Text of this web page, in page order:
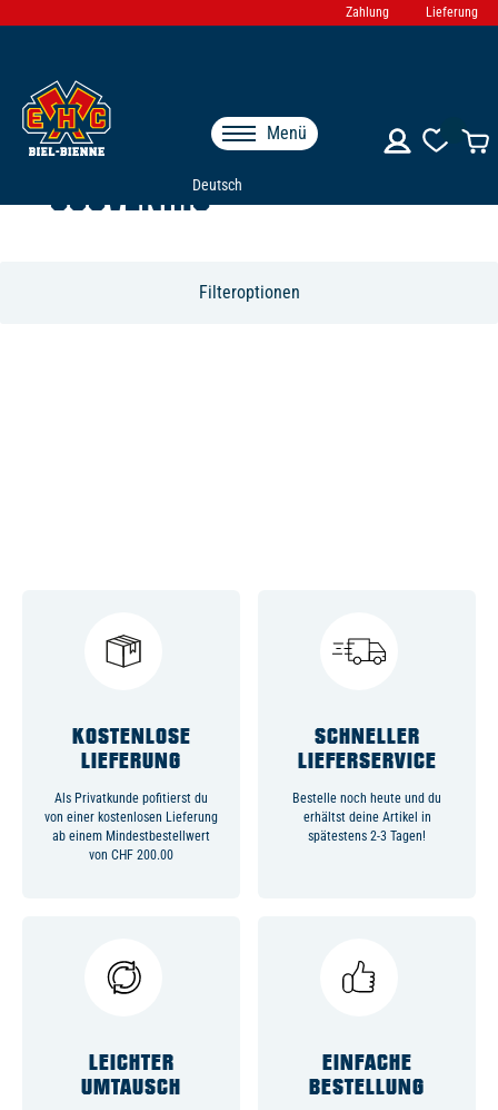
Zahlung Lieferung
Deutsch
Menü
SOUVENIRS
Filteroptionen
KOSTENLOSE
LIEFERUNG
Als Privatkunde pofitierst du
von einer kostenlosen Lieferung
ab einem Mindestbestellwert
von CHF 200.00
SCHNELLER
LIEFERSERVICE
Bestelle noch heute und du
erhältst deine Artikel in
spätestens 2-3 Tagen!
LEICHTER
UMTAUSCH
EINFACHE
BESTELLUNG